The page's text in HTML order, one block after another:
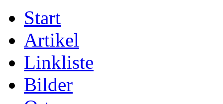
Start
Artikel
Linkliste
Bilder